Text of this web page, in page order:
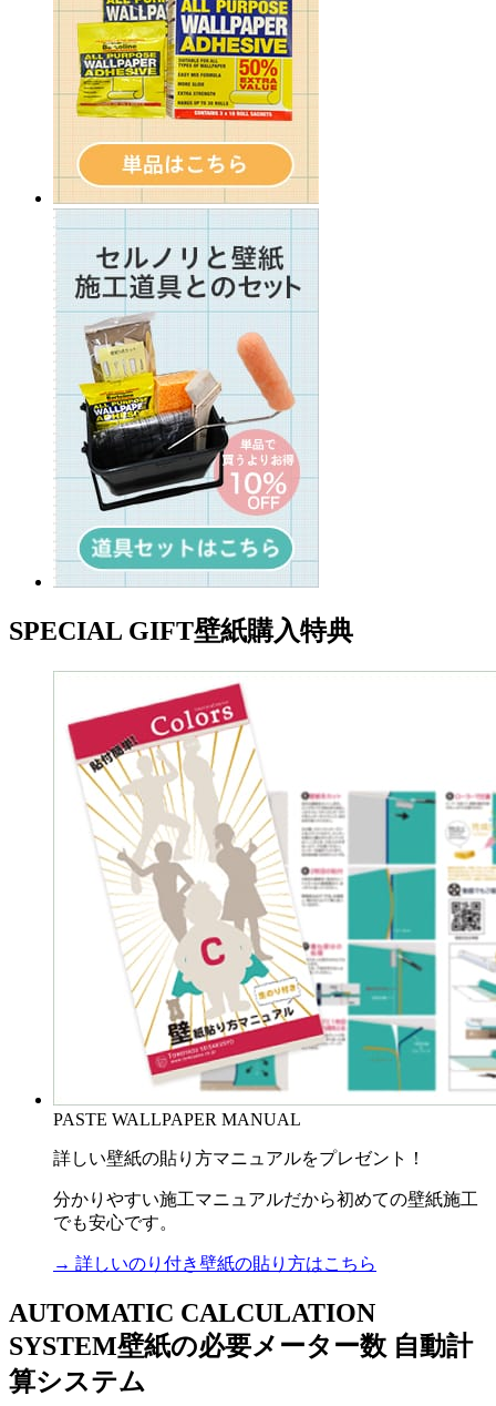
SPECIAL GIFT壁紙購入特典
PASTE WALLPAPER MANUAL
詳しい壁紙の貼り方マニュアルをプレゼント！
分かりやすい施工マニュアルだから初めての壁紙施工
でも安心です。
→ 詳しいのり付き壁紙の貼り方はこちら
AUTOMATIC CALCULATION
SYSTEM壁紙の必要メーター数 自動計
算システム